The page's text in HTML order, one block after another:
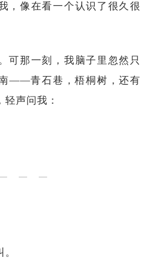
，像在看一个认识了很久很
可那一刻，我脑子里忽然只
——青石巷，梧桐树，还有
声问我：
— —